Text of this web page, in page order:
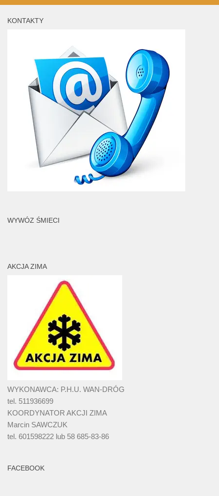
KONTAKTY
WYWÓZ ŚMIECI
AKCJA ZIMA
WYKONAWCA: P.H.U. WAN-DRÓG
tel. 511936699
KOORDYNATOR AKCJI ZIMA
Marcin SAWCZUK
tel. 601598222 lub 58 685-83-86
FACEBOOK